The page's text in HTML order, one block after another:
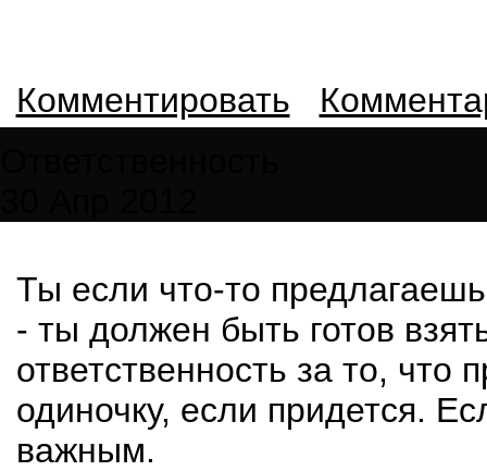
Комментировать
Ты если что-то
- ты должен быть готов
ответственность за то, что
одиночку, если придется.
важным.